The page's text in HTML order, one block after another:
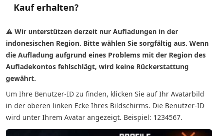
Kauf erhalten?
⚠ Wir unterstützen derzeit nur Aufladungen in der
indonesischen Region. Bitte wählen Sie sorgfältig aus. Wenn
die Aufladung aufgrund eines Problems mit der Region des
Aufladekontos fehlschlägt, wird keine Rückerstattung
gewährt.
Um Ihre Benutzer-ID zu finden, klicken Sie auf Ihr Avatarbild
in der oberen linken Ecke Ihres Bildschirms. Die Benutzer-ID
wird unter Ihrem Avatar angezeigt. Beispiel: 1234567.